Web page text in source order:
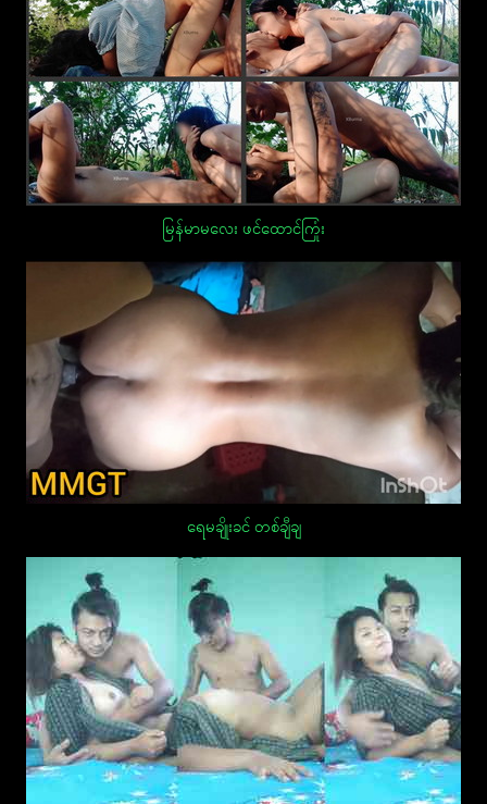
မြန်မာမလေး ဖင်ထောင်ကြုံး
ရေမချိုးခင် တစ်ချီချ